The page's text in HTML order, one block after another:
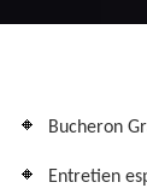
Bucheron
Entretien